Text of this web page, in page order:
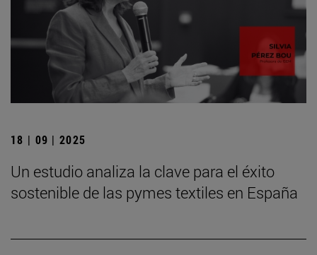
18 | 09 | 2025
Un estudio analiza la clave para el éxito
sostenible de las pymes textiles en España